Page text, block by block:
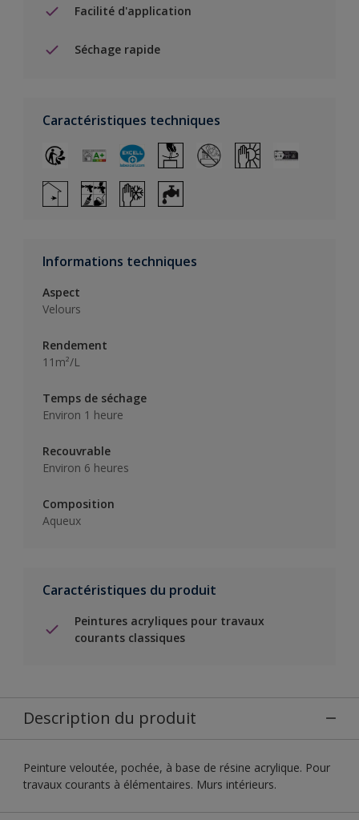
Facilité d'application
Séchage rapide
Caractéristiques techniques
Informations techniques
Aspect
Velours
Rendement
11m²/L
Temps de séchage
Environ 1 heure
Recouvrable
Environ 6 heures
Composition
Aqueux
Caractéristiques du produit
Peintures acryliques pour travaux
courants classiques
Description du produit
Peinture veloutée, pochée, à base de résine acrylique. Pour
travaux courants à élémentaires. Murs intérieurs.